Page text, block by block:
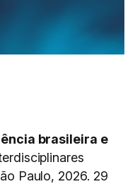
brasileira e
Paulo, 2026. 29